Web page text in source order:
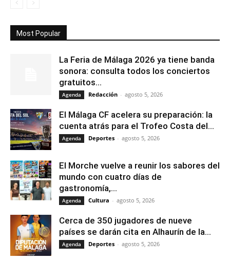
Most Popular
La Feria de Málaga 2026 ya tiene banda
sonora: consulta todos los conciertos
gratuitos...
Agenda Redacción - agosto 5, 2026
El Málaga CF acelera su preparación: la
cuenta atrás para el Trofeo Costa del...
Agenda Deportes - agosto 5, 2026
El Morche vuelve a reunir los sabores del
mundo con cuatro días de
gastronomía,...
Agenda Cultura - agosto 5, 2026
Cerca de 350 jugadores de nueve
países se darán cita en Alhaurín de la...
Agenda Deportes - agosto 5, 2026